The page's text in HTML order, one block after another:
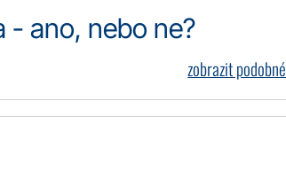
- ano, nebo ne?
zobrazit podobné